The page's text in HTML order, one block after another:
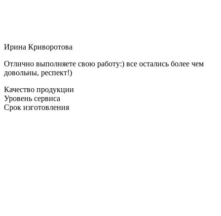
Ирина Криворотова
Отлично выполняете свою работу:) все остались более чем
довольны, респект!)
Качество продукции
Уровень сервиса
Срок изготовления